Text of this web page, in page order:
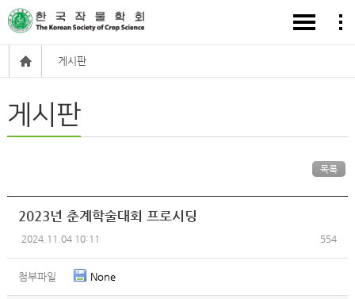
게시판
게시판
목록
2023년 춘계학술대회 프로시딩
2024.11.04 10:11 554
첨부파일 None